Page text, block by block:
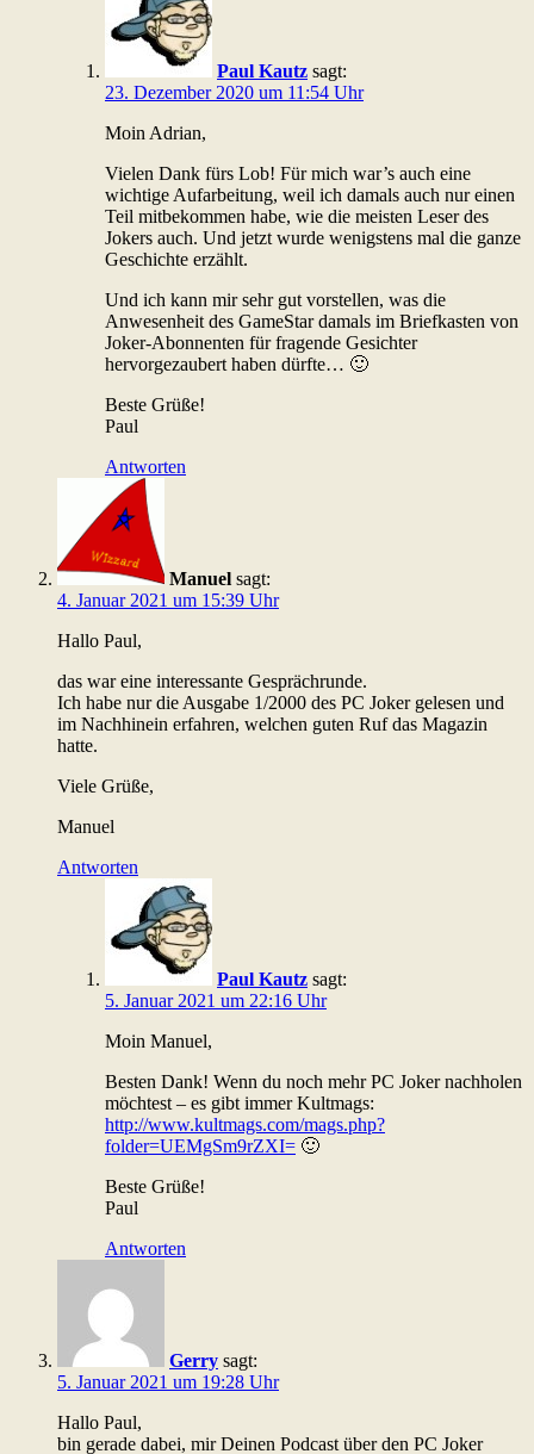
Paul Kautz sagt:
23. Dezember 2020 um 11:54 Uhr
Moin Adrian,
Vielen Dank fürs Lob! Für mich war’s auch eine
wichtige Aufarbeitung, weil ich damals auch nur einen
Teil mitbekommen habe, wie die meisten Leser des
Jokers auch. Und jetzt wurde wenigstens mal die ganze
Geschichte erzählt.
Und ich kann mir sehr gut vorstellen, was die
Anwesenheit des GameStar damals im Briefkasten von
Joker-Abonnenten für fragende Gesichter
hervorgezaubert haben dürfte… 🙂
Beste Grüße!
Paul
Antworten
Manuel sagt:
4. Januar 2021 um 15:39 Uhr
Hallo Paul,
das war eine interessante Gesprächrunde.
Ich habe nur die Ausgabe 1/2000 des PC Joker gelesen und
im Nachhinein erfahren, welchen guten Ruf das Magazin
hatte.
Viele Grüße,
Manuel
Antworten
Paul Kautz sagt:
5. Januar 2021 um 22:16 Uhr
Moin Manuel,
Besten Dank! Wenn du noch mehr PC Joker nachholen
möchtest – es gibt immer Kultmags:
http://www.kultmags.com/mags.php?
folder=UEMgSm9rZXI= 🙂
Beste Grüße!
Paul
Antworten
Gerry sagt:
5. Januar 2021 um 19:28 Uhr
Hallo Paul,
bin gerade dabei, mir Deinen Podcast über den PC Joker